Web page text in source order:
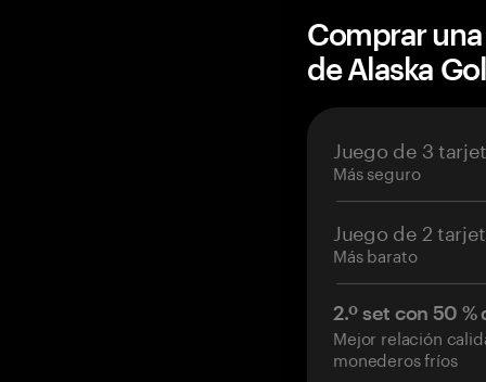
Comprar
de Alaska
Juego de 3
Más seguro
Juego de 2
Más barato
2.º set con 50
Mejor relación
monederos fríos